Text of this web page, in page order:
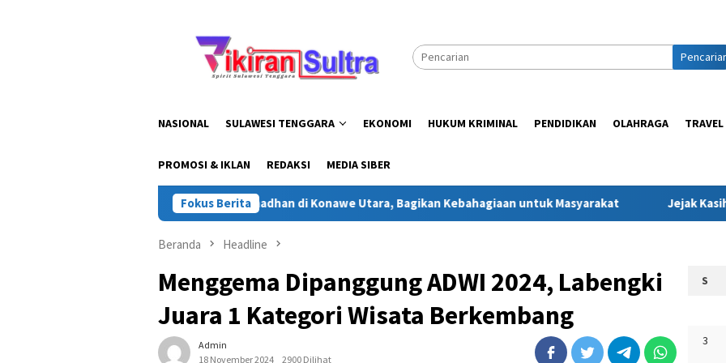
NASIONAL SULAWESI TENGGARA EKONOMI HUKUM KRIMINAL PENDIDIKAN OLAHRAGA TRAVEL
PROMOSI & IKLAN REDAKSI MEDIA SIBER
Fokus Berita
Sultra Gelar Safari Ramadhan di Konawe Utara, Bagikan Kebahagiaan untuk Masyarakat Jejak Kasih Ramadan: Ketika
Beranda Headline
Menggema Dipanggung ADWI 2024, Labengki
Juara 1 Kategori Wisata Berkembang
Admin
18 November 2024
2900 Dilihat
S
3